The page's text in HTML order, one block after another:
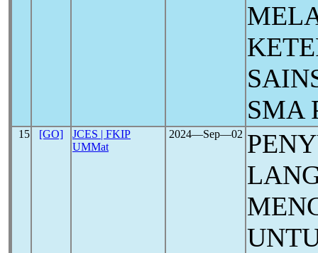
SMA
15 [GO]
JCES | FKIP
UMMat
2024―Sep―02